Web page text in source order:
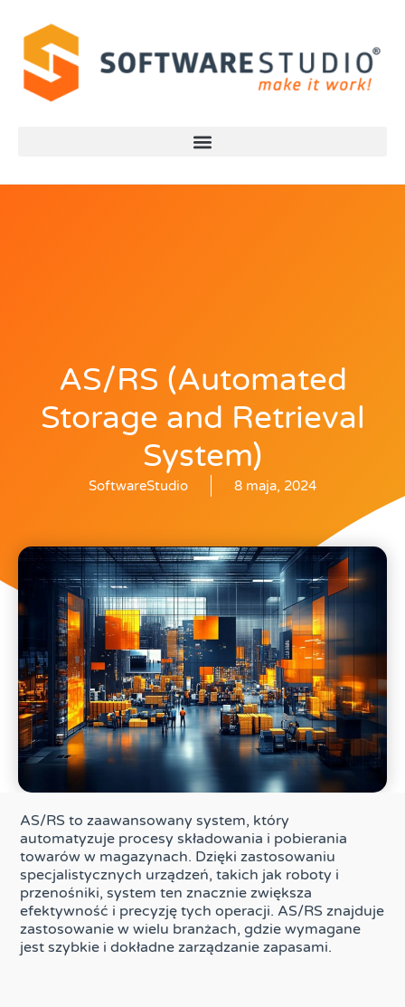
AS/RS (Automated
Storage and Retrieval
System)
SoftwareStudio 8 maja, 2024
AS/RS to zaawansowany system, który
automatyzuje procesy składowania i pobierania
towarów w magazynach. Dzięki zastosowaniu
specjalistycznych urządzeń, takich jak roboty i
przenośniki, system ten znacznie zwiększa
efektywność i precyzję tych operacji. AS/RS znajduje
zastosowanie w wielu branżach, gdzie wymagane
jest szybkie i dokładne zarządzanie zapasami.